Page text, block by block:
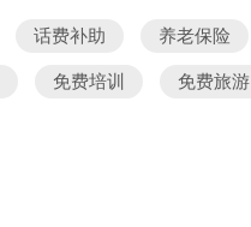
话费补助 养老保险
免费培训 免费旅游